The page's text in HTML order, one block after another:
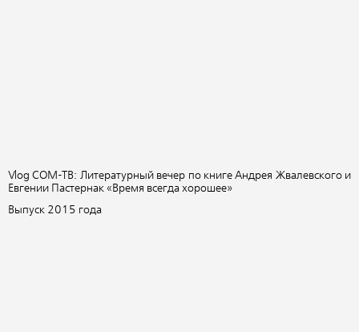
Vlog СОМ-ТВ: Литературный вечер по книге Андрея Жвалевского и
Евгении Пастернак «Время всегда хорошее»
Выпуск 2015 года